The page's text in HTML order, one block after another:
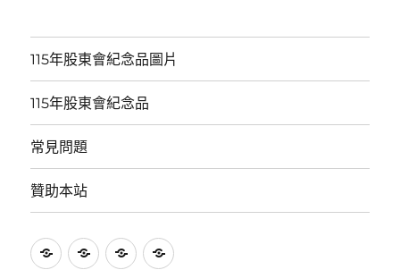
115年股東會紀念品圖片
115年股東會紀念品
常見問題
贊助本站
115
115
常
贊